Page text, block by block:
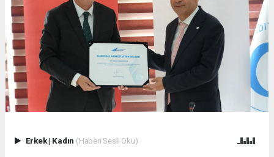
Erkek| Kadın (Haberi Sesli Oku)